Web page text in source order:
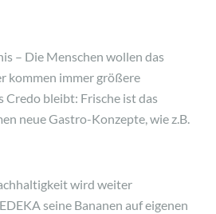
– Die Menschen wollen das
kommen immer größere
Credo bleibt: Frische ist das
neue Gastro-Konzepte, wie z.B.
wird weiter
seine Bananen auf eigenen